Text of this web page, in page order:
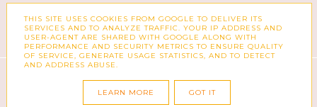
FACEBOOK INSTAGRAM
KSIĄŻKACH, KOSMETYKACH I CODZIENNOŚCI
BLOG DESIGN: KAROGRAFIA.PL
THIS SITE USES COOKIES FROM GOOGLE TO DELIVER ITS
SERVICES AND TO ANALYZE TRAFFIC. YOUR IP ADDRESS AND
USER-AGENT ARE SHARED WITH GOOGLE ALONG WITH
PERFORMANCE AND SECURITY METRICS TO ENSURE QUALITY
OF SERVICE, GENERATE USAGE STATISTICS, AND TO DETECT
AND ADDRESS ABUSE.
LEARN MORE GOT IT